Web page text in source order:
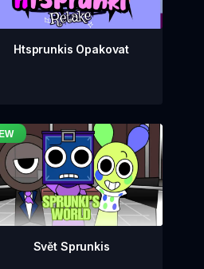
Htsprunkis Opakovat
Svět Sprunkis